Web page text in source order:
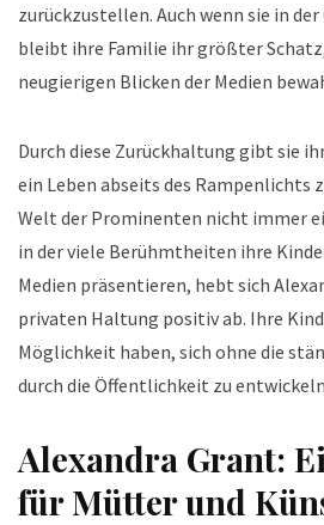
zurückzustellen. Auch wenn sie in
bleibt ihre Familie ihr größter
neugierigen Blicken der Medien
Durch diese Zurückhaltung gibt sie
ein Leben abseits des Rampenlichts
Welt der Prominenten nicht immer
in der viele Berühmtheiten ihre
Medien präsentieren, hebt sich
privaten Haltung positiv ab. Ihre
Möglichkeit haben, sich ohne die
durch die Öffentlichkeit zu
Alexandra Grant:
für Mütter und